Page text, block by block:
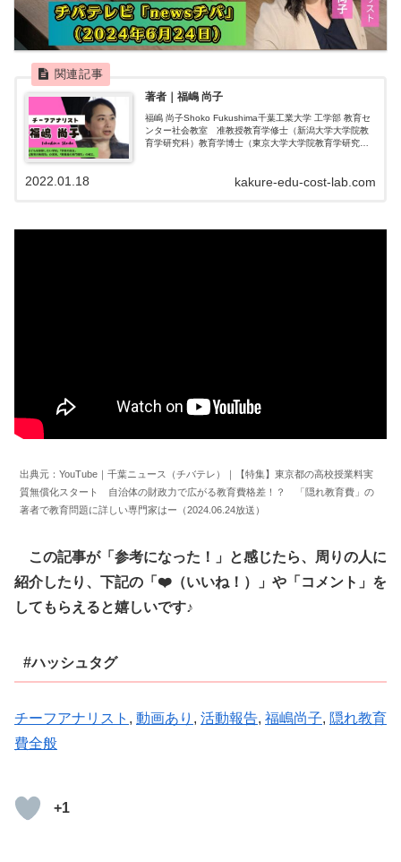
著者｜福嶋 尚子
福嶋 尚子Shoko Fukushima千葉工業大学 工学部 教育セ
ンター社会教室 准教授教育学修士（新潟大学大学院教
育学研究科）教育学博士（東京大学大学院教育学研究
kakure-edu-cost-lab.com
2022.01.18
出典元：YouTube｜千葉ニュース（チバテレ）｜【特集】東京都の高校授業料実
質無償化スタート 自治体の財政力で広がる教育費格差！？ 「隠れ教育費」の
著者で教育問題に詳しい専門家はー（2024.06.24放送）
この記事が「参考になった！」と感じたら、周りの人に
紹介したり、下記の「❤️（いいね！）」や「コメント」を
してもらえると嬉しいです♪
#ハッシュタグ
チーフアナリスト , 動画あり , 活動報告, 福嶋尚子, 隠れ教育
費全般
+1